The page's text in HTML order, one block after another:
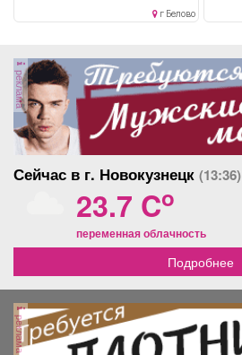
г Белово
реклама
Сейчас в г. Новокузнецк (13:36)
23.7 Co
переменная облачность
Подробнее
реклама